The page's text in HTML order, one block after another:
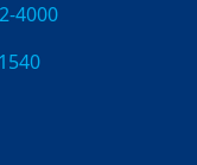
4000
1540